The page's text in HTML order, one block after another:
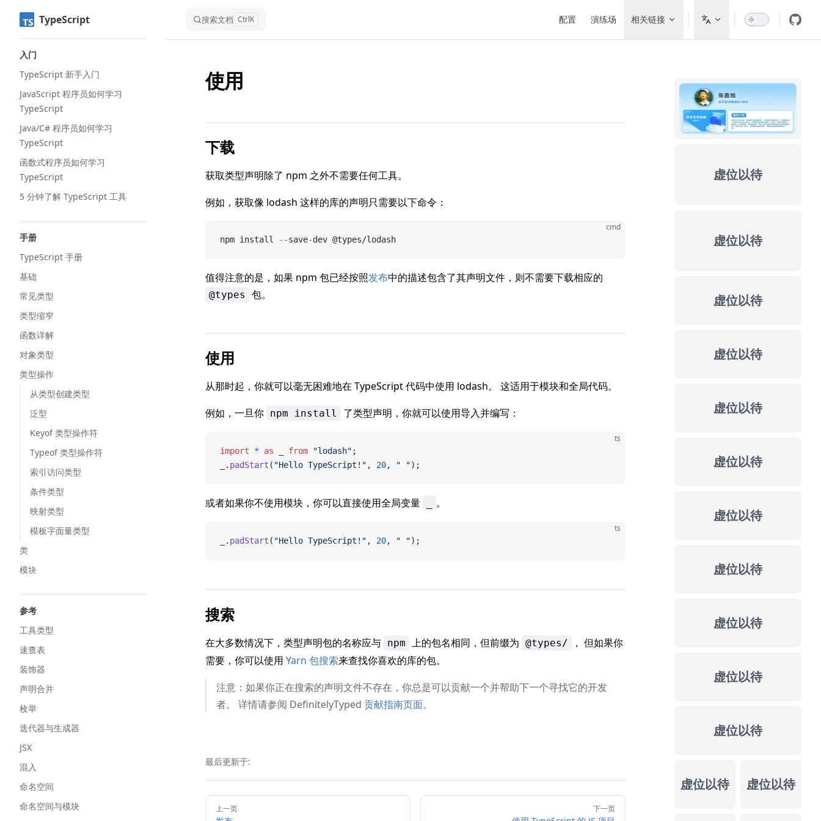
Skip to content
TypeScript 搜索文档 CtrlK 配置 演练场 相关链接
入门
TypeScript 新手入门
JavaScript 程序员如何学习
TypeScript
Java/C# 程序员如何学习
TypeScript
函数式程序员如何学习
TypeScript
5 分钟了解 TypeScript 工具
手册
TypeScript 手册
基础
常见类型
类型缩窄
函数详解
对象类型
类型操作
从类型创建类型
泛型
Keyof 类型操作符
Typeof 类型操作符
索引访问类型
条件类型
映射类型
模板字面量类型
类
模块
参考
工具类型
速查表
装饰器
声明合并
枚举
迭代器与生成器
JSX
混入
命名空间
命名空间与模块
虚位以待
虚位以待
虚位以待
虚位以待
虚位以待
虚位以待
虚位以待
虚位以待
虚位以待
虚位以待
虚位以待
虚位以待 虚位以待
使用
下载
获取类型声明除了 npm 之外不需要任何工具。
例如，获取像 lodash 这样的库的声明只需要以下命令：
cmd
npm install --save-dev @types/lodash
值得注意的是，如果 npm 包已经按照发布中的描述包含了其声明文件，则不需要下载相应的
@types 包。
使用
从那时起，你就可以毫无困难地在 TypeScript 代码中使用 lodash。 这适用于模块和全局代码。
例如，一旦你 npm install 了类型声明，你就可以使用导入并编写：
ts
import * as from "lodash" ;
_. padStart ( "Hello TypeScript!" , 20, " ");
或者如果你不使用模块，你可以直接使用全局变量 。
ts
_. padStart ( "Hello TypeScript!" , 20, " ");
搜索
在大多数情况下，类型声明包的名称应与 npm 上的包名相同，但前缀为 @types/
， 但如果你
需要，你可以使用 Yarn 包搜索来查找你喜欢的库的包。
注意：如果你正在搜索的声明文件不存在，你总是可以贡献一个并帮助下一个寻找它的开发
者。 详情请参阅 DefinitelyTyped 贡献指南页面。
最后更新于:
Pager
上一页 下一页